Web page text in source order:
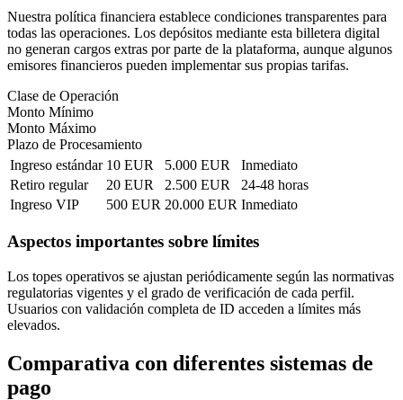
Nuestra política financiera establece condiciones transparentes para
todas las operaciones. Los depósitos mediante esta billetera digital
no generan cargos extras por parte de la plataforma, aunque algunos
emisores financieros pueden implementar sus propias tarifas.
Clase de Operación
Monto Mínimo
Monto Máximo
Plazo de Procesamiento
Ingreso estándar 10 EUR 5.000 EUR
Inmediato
Retiro regular
20 EUR 2.500 EUR
24-48 horas
Ingreso VIP
500 EUR 20.000 EUR Inmediato
Aspectos importantes sobre límites
Los topes operativos se ajustan periódicamente según las normativas
regulatorias vigentes y el grado de verificación de cada perfil.
Usuarios con validación completa de ID acceden a límites más
elevados.
Comparativa con diferentes sistemas de
pago